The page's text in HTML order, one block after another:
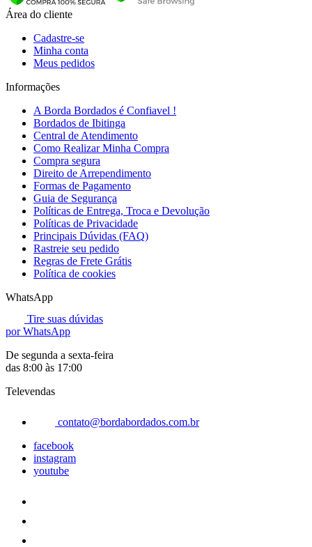
Área do cliente
Cadastre-se
Minha conta
Meus pedidos
Informações
A Borda Bordados é Confiavel !
Bordados de Ibitinga
Central de Atendimento
Como Realizar Minha Compra
Compra segura
Direito de Arrependimento
Formas de Pagamento
Guia de Segurança
Políticas de Entrega, Troca e Devolução
Políticas de Privacidade
Principais Dúvidas (FAQ)
Rastreie seu pedido
Regras de Frete Grátis
Política de cookies
WhatsApp
Tire suas dúvidas
por WhatsApp
De segunda a sexta-feira
das 8:00 às 17:00
Televendas
contato@bordabordados.com.br
facebook
instagram
youtube